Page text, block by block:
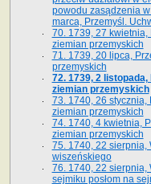
powodu zasądzenia
marca, Przemyśl.
70. 1739, 27 kwietnia,
ziemian przemyskich
71. 1739, 20 lipca,
przemyskich
72. 1739, 2
ziemian przemyskich
73. 1740, 26 stycznia,
ziemian przemyskich
74. 1740, 4 kwietnia,
ziemian przemyskich
75. 1740, 22 sierpnia,
wiszeńskiego
76. 1740, 22 sierpnia,
sejmiku posłom na